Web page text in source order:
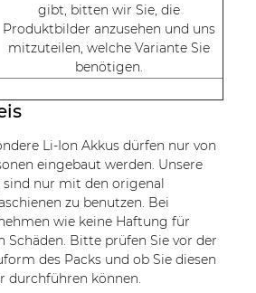
gibt, bitten wir Sie, die
Produktbilder anzusehen und uns
mitzuteilen, welche Variante Sie
benötigen.
Li-Ion Akkus dürfen nur von
eingebaut werden. Unsere
sind nur mit den origenal
zu benutzen. Bei
wie keine Haftung für
Schäden. Bitte prüfen Sie vor der
des Packs und ob Sie diesen
durchführen können.